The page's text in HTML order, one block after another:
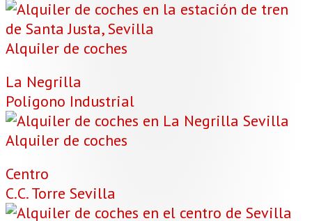
Alquiler de coches
La Negrilla
Poligono Industrial
Alquiler de coches
Centro
C.C. Torre Sevilla